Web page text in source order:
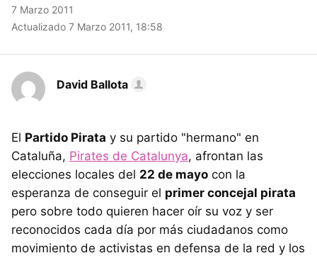
7 Marzo 2011
Actualizado 7 Marzo 2011, 18:58
David Ballota
El Partido Pirata y su partido "hermano" en
Cataluña, Pirates de Catalunya, afrontan las
elecciones locales del 22 de mayo con la
esperanza de conseguir el primer concejal pirata
pero sobre todo quieren hacer oír su voz y ser
reconocidos cada día por más ciudadanos como
movimiento de activistas en defensa de la red y los